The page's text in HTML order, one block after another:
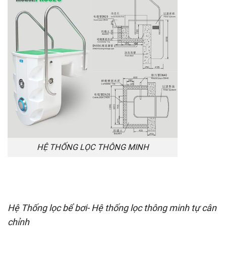
HỆ THỐNG LỌC THÔNG MINH
Hệ Thống lọc bể bơi- Hệ thống lọc thông minh tự cân
chỉnh